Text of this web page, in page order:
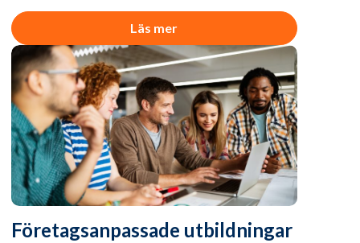
Läs mer
Företagsanpassade utbildningar